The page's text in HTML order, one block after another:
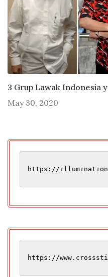
3 Grup Lawak Indonesia
May 30, 2020
https://
https://